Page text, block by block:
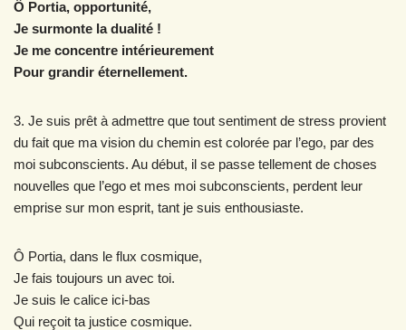
Ô Portia, opportunité,
Je surmonte la dualité !
Je me concentre intérieurement
Pour grandir éternellement.
3. Je suis prêt à admettre que tout sentiment de stress provient
du fait que ma vision du chemin est colorée par l’ego, par des
moi subconscients. Au début, il se passe tellement de choses
nouvelles que l’ego et mes moi subconscients, perdent leur
emprise sur mon esprit, tant je suis enthousiaste.
Ô Portia, dans le flux cosmique,
Je fais toujours un avec toi.
Je suis le calice ici-bas
Qui reçoit ta justice cosmique.